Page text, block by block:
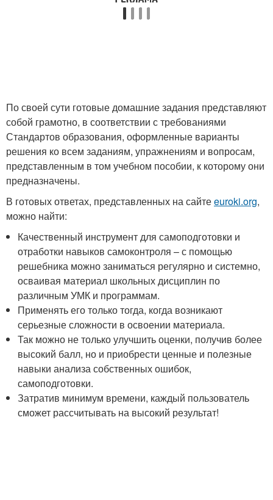
По своей сути готовые домашние задания представляют
собой грамотно, в соответствии с требованиями
Стандартов образования, оформленные варианты
решения ко всем заданиям, упражнениям и вопросам,
представленным в том учебном пособии, к которому они
предназначены.
В готовых ответах, представленных на сайтеeuroki.org,
можно найти:
Качественный инструмент для самоподготовки и
отработки навыков самоконтроля – с помощью
решебника можно заниматься регулярно и системно,
осваивая материал школьных дисциплин по
различным УМК и программам.
Применять его только тогда, когда возникают
серьезные сложности в освоении материала.
Так можно не только улучшить оценки, получив более
высокий балл, но и приобрести ценные и полезные
навыки анализа собственных ошибок,
самоподготовки.
Затратив минимум времени, каждый пользователь
сможет рассчитывать на высокий результат!